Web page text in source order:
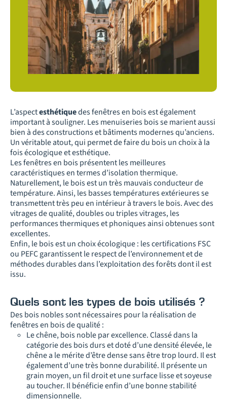
L’aspectesthétiquedes fenêtres en bois est également
important à souligner. Les menuiseries bois se marient aussi
bien à des constructions et bâtiments modernes qu’anciens.
Un véritable atout, qui permet de faire du bois un choix à la
fois écologique et esthétique.
Les fenêtres en bois présentent les meilleures
caractéristiques en termes d’isolation thermique.
Naturellement, le bois est un très mauvais conducteur de
température. Ainsi, les basses températures extérieures se
transmettent très peu en intérieur à travers le bois. Avec des
vitrages de qualité, doubles ou triples vitrages, les
performances thermiques et phoniques ainsi obtenues sont
excellentes.
Enfin, le bois est un choix écologique : les certifications FSC
ou PEFC garantissent le respect de l’environnement et de
méthodes durables dans l’exploitation des forêts dont il est
issu.
Quels sont les types de bois utilisés ?
Des bois nobles sont nécessaires pour la réalisation de
fenêtres en bois de qualité :
Le chêne, bois noble par excellence. Classé dans la
catégorie des bois durs et doté d’une densité élevée, le
chêne a le mérite d’être dense sans être trop lourd. Il est
également d’une très bonne durabilité. Il présente un
grain moyen, un fil droit et une surface lisse et soyeuse
au toucher. Il bénéficie enfin d’une bonne stabilité
dimensionnelle.